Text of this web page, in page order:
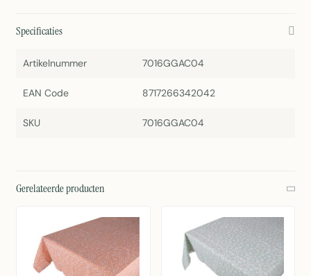
Specificaties
Artikelnummer 7016GGAC04
EAN Code 8717266342042
SKU 7016GGAC04
Gerelateerde producten